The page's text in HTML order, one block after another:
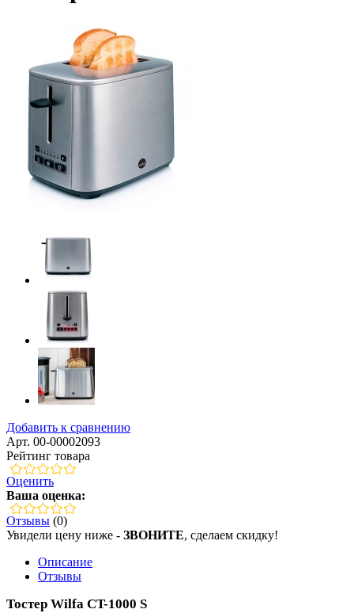
Добавить к сравнению
Арт. 00-00002093
Рейтинг товара
Оценить
Ваша оценка:
Отзывы (0)
Увидели цену ниже - ЗВОНИТЕ, сделаем скидку!
Описание
Отзывы
Тостер Wilfa CT-1000 S